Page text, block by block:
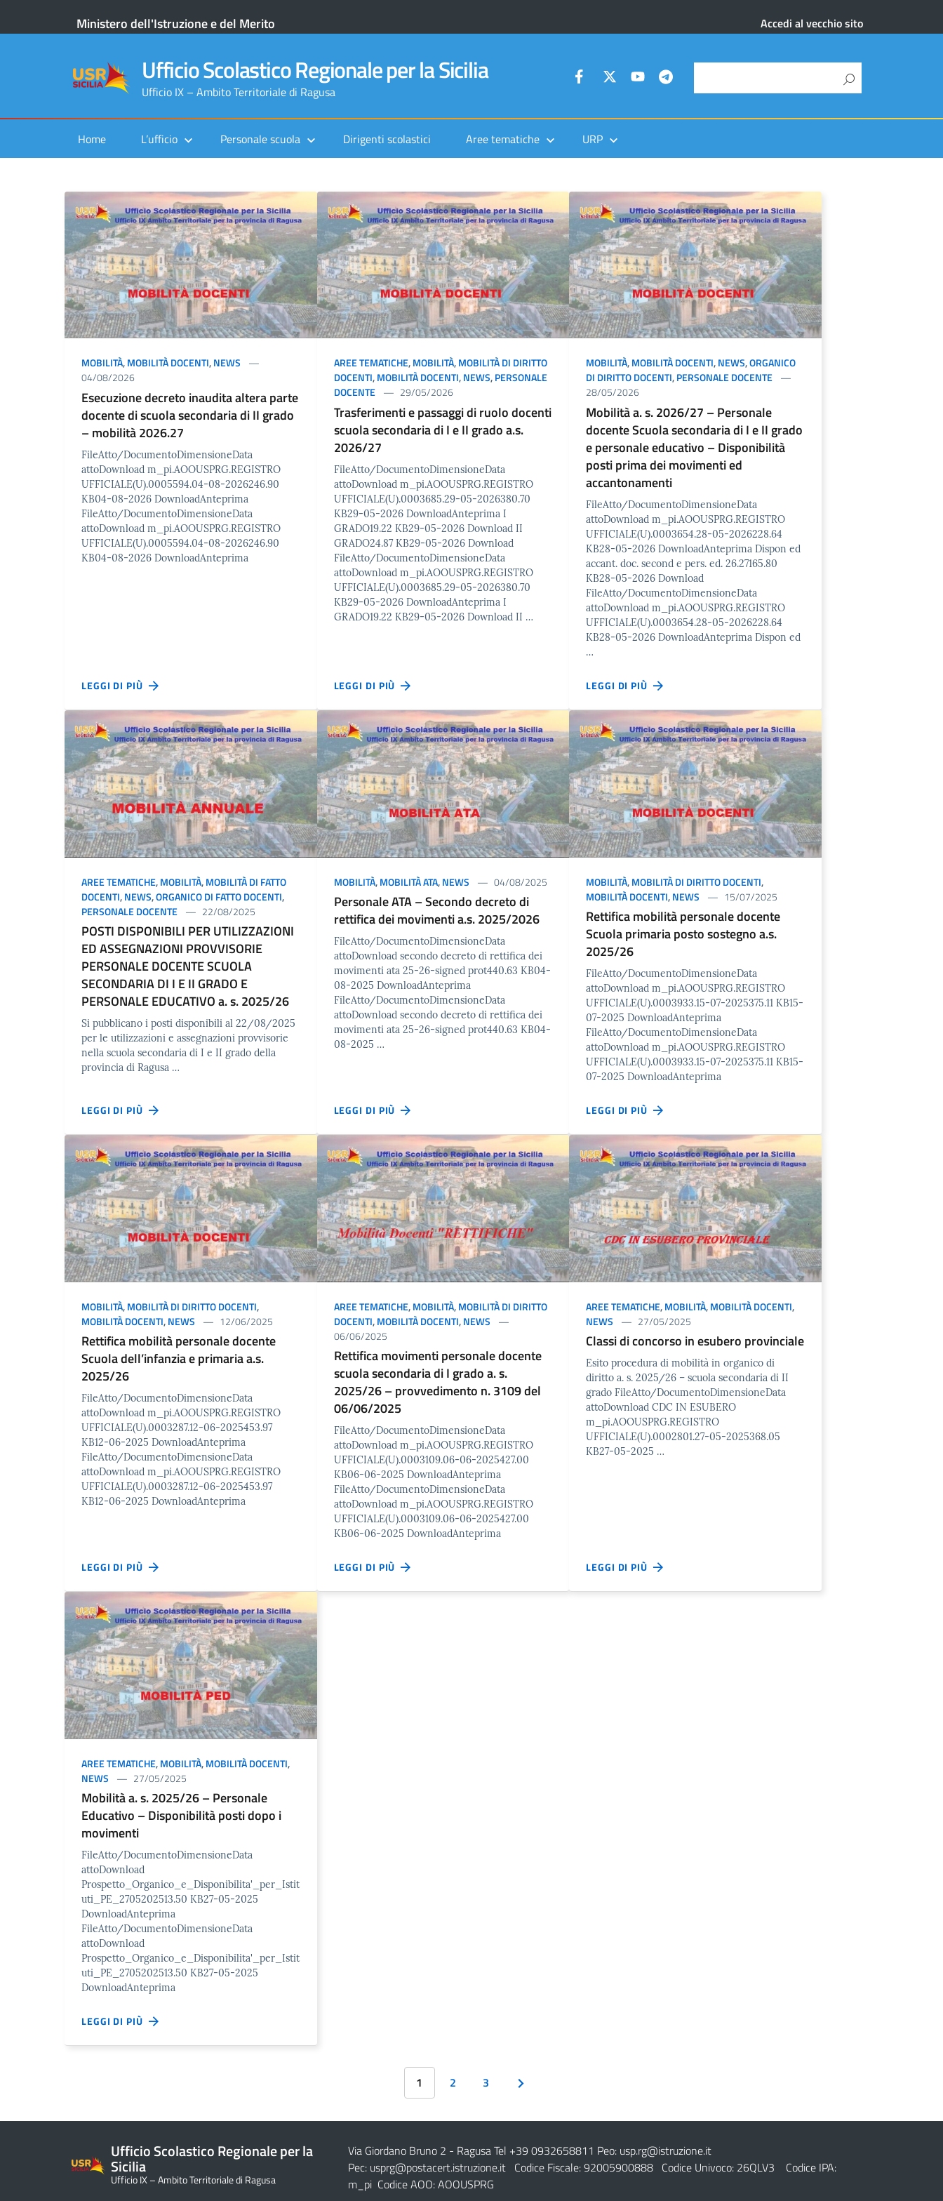
Ministero dell'Istruzione e del Merito Accedi al vecchio sito
Ufficio Scolastico Regionale per la Sicilia
Ufficio IX – Ambito Territoriale di Ragusa
Home L’ufficio Personale scuola Dirigenti scolastici Aree tematiche URP
MOBILITÀ,MOBILITÀ DOCENTI,NEWS
04/08/2026
Esecuzione decreto inaudita altera parte
docente di scuola secondaria di II grado
– mobilità 2026.27
FileAtto/DocumentoDimensioneData
attoDownload m_pi.AOOUSPRG.REGISTRO
UFFICIALE(U).0005594.04-08-2026246.90
KB04-08-2026 DownloadAnteprima
FileAtto/DocumentoDimensioneData
attoDownload m_pi.AOOUSPRG.REGISTRO
UFFICIALE(U).0005594.04-08-2026246.90
KB04-08-2026 DownloadAnteprima
LEGGI DI PIÙ
AREE TEMATICHE,MOBILITÀ,MOBILITÀ DI DIRITTO
DOCENTI,MOBILITÀ DOCENTI,NEWS,PERSONALE
DOCENTE
29/05/2026
Trasferimenti e passaggi di ruolo docenti
scuola secondaria di I e II grado a.s.
2026/27
FileAtto/DocumentoDimensioneData
attoDownload m_pi.AOOUSPRG.REGISTRO
UFFICIALE(U).0003685.29-05-2026380.70
KB29-05-2026 DownloadAnteprima I
GRADO19.22 KB29-05-2026 Download II
GRADO24.87 KB29-05-2026 Download
FileAtto/DocumentoDimensioneData
attoDownload m_pi.AOOUSPRG.REGISTRO
UFFICIALE(U).0003685.29-05-2026380.70
KB29-05-2026 DownloadAnteprima I
GRADO19.22 KB29-05-2026 Download II …
LEGGI DI PIÙ
MOBILITÀ,MOBILITÀ DOCENTI,NEWS,ORGANICO
DI DIRITTO DOCENTI,PERSONALE DOCENTE
28/05/2026
Mobilità a. s. 2026/27 – Personale
docente Scuola secondaria di I e II grado
e personale educativo – Disponibilità
posti prima dei movimenti ed
accantonamenti
FileAtto/DocumentoDimensioneData
attoDownload m_pi.AOOUSPRG.REGISTRO
UFFICIALE(U).0003654.28-05-2026228.64
KB28-05-2026 DownloadAnteprima Dispon ed
accant. doc. second e pers. ed. 26.27165.80
KB28-05-2026 Download
FileAtto/DocumentoDimensioneData
attoDownload m_pi.AOOUSPRG.REGISTRO
UFFICIALE(U).0003654.28-05-2026228.64
KB28-05-2026 DownloadAnteprima Dispon ed
…
LEGGI DI PIÙ
AREE TEMATICHE,MOBILITÀ,MOBILITÀ DI FATTO
DOCENTI,NEWS,ORGANICO DI FATTO DOCENTI,
PERSONALE DOCENTE
22/08/2025
POSTI DISPONIBILI PER UTILIZZAZIONI
ED ASSEGNAZIONI PROVVISORIE
PERSONALE DOCENTE SCUOLA
SECONDARIA DI I E II GRADO E
PERSONALE EDUCATIVO a. s. 2025/26
Si pubblicano i posti disponibili al 22/08/2025
per le utilizzazioni e assegnazioni provvisorie
nella scuola secondaria di I e II grado della
provincia di Ragusa …
LEGGI DI PIÙ
MOBILITÀ,MOBILITÀ ATA,NEWS 04/08/2025
Personale ATA – Secondo decreto di
rettifica dei movimenti a.s. 2025/2026
FileAtto/DocumentoDimensioneData
attoDownload secondo decreto di rettifica dei
movimenti ata 25-26-signed prot440.63 KB04-
08-2025 DownloadAnteprima
FileAtto/DocumentoDimensioneData
attoDownload secondo decreto di rettifica dei
movimenti ata 25-26-signed prot440.63 KB04-
08-2025 …
LEGGI DI PIÙ
MOBILITÀ,MOBILITÀ DI DIRITTO DOCENTI,
MOBILITÀ DOCENTI,NEWS 15/07/2025
Rettifica mobilità personale docente
Scuola primaria posto sostegno a.s.
2025/26
FileAtto/DocumentoDimensioneData
attoDownload m_pi.AOOUSPRG.REGISTRO
UFFICIALE(U).0003933.15-07-2025375.11 KB15-
07-2025 DownloadAnteprima
FileAtto/DocumentoDimensioneData
attoDownload m_pi.AOOUSPRG.REGISTRO
UFFICIALE(U).0003933.15-07-2025375.11 KB15-
07-2025 DownloadAnteprima
LEGGI DI PIÙ
MOBILITÀ,MOBILITÀ DI DIRITTO DOCENTI,
MOBILITÀ DOCENTI,NEWS 12/06/2025
Rettifica mobilità personale docente
Scuola dell’infanzia e primaria a.s.
2025/26
FileAtto/DocumentoDimensioneData
attoDownload m_pi.AOOUSPRG.REGISTRO
UFFICIALE(U).0003287.12-06-2025453.97
KB12-06-2025 DownloadAnteprima
FileAtto/DocumentoDimensioneData
attoDownload m_pi.AOOUSPRG.REGISTRO
UFFICIALE(U).0003287.12-06-2025453.97
KB12-06-2025 DownloadAnteprima
LEGGI DI PIÙ
AREE TEMATICHE,MOBILITÀ,MOBILITÀ DI DIRITTO
DOCENTI,MOBILITÀ DOCENTI,NEWS
06/06/2025
Rettifica movimenti personale docente
scuola secondaria di I grado a. s.
2025/26 – provvedimento n. 3109 del
06/06/2025
FileAtto/DocumentoDimensioneData
attoDownload m_pi.AOOUSPRG.REGISTRO
UFFICIALE(U).0003109.06-06-2025427.00
KB06-06-2025 DownloadAnteprima
FileAtto/DocumentoDimensioneData
attoDownload m_pi.AOOUSPRG.REGISTRO
UFFICIALE(U).0003109.06-06-2025427.00
KB06-06-2025 DownloadAnteprima
LEGGI DI PIÙ
AREE TEMATICHE,MOBILITÀ,MOBILITÀ DOCENTI,
NEWS
27/05/2025
Classi di concorso in esubero provinciale
Esito procedura di mobilità in organico di
diritto a. s. 2025/26 – scuola secondaria di II
grado FileAtto/DocumentoDimensioneData
attoDownload CDC IN ESUBERO
m_pi.AOOUSPRG.REGISTRO
UFFICIALE(U).0002801.27-05-2025368.05
KB27-05-2025 …
LEGGI DI PIÙ
AREE TEMATICHE,MOBILITÀ,MOBILITÀ DOCENTI,
NEWS
27/05/2025
Mobilità a. s. 2025/26 – Personale
Educativo – Disponibilità posti dopo i
movimenti
FileAtto/DocumentoDimensioneData
attoDownload
Prospetto_Organico_e_Disponibilita'_per_Istit
uti_PE_2705202513.50 KB27-05-2025
DownloadAnteprima
FileAtto/DocumentoDimensioneData
attoDownload
Prospetto_Organico_e_Disponibilita'_per_Istit
uti_PE_2705202513.50 KB27-05-2025
DownloadAnteprima
LEGGI DI PIÙ
1 2 3
Ufficio Scolastico Regionale per la
Sicilia
Ufficio IX – Ambito Territoriale di Ragusa
Via Giordano Bruno 2 - Ragusa Tel +39 0932658811 Peo: usp.rg@istruzione.it
Pec: usprg@postacert.istruzione.itCodice Fiscale: 92005900888 Codice Univoco: 26QLV3 Codice IPA:
m_pi Codice AOO: AOOUSPRG